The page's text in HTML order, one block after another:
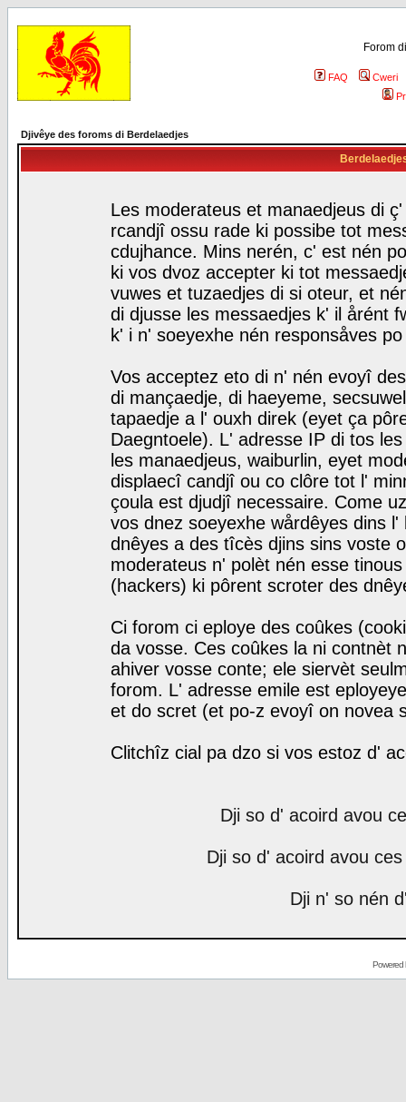
Forom
FAQ
Cweri
Djivêye des foroms di Berdelaedjes
Les moderateus et manaedjeus di
rcandjî ossu rade ki possibe tot
cdujhance. Mins nerén, c' est nén
ki vos dvoz accepter ki tot
vuwes et tuzaedjes di si oteur, et
di djusse les messaedjes k' il årént
k' i n' soeyexhe nén responsåves
Vos acceptez eto di n' nén evoyî
di mançaedje, di haeyeme,
tapaedje a l' ouxh direk (eyet ça
Daegntoele). L' adresse IP di tos
les manaedjeus, waiburlin, eyet
displaecî candjî ou co clôre tot l'
çoula est djudjî necessaire. Come
vos dnez soeyexhe wårdêyes dins
dnêyes a des tîcès djins sins voste
moderateus n' polèt nén esse
(hackers) ki pôrent scroter des
Ci forom ci eploye des coûkes
da vosse. Ces coûkes la ni contnèt
ahiver vosse conte; ele siervèt
forom. L' adresse emile est
et do scret (et po-z evoyî on novea
Clitchîz cial pa dzo si vos estoz d'
Dji so d' acoird avou
Dji so d' acoird avou
Dji n' so nén
Powered